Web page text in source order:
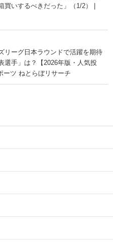
いするべきだった」（1/2） |
リーグ日本ラウンドで活躍を期待
選手」は？【2026年版・人気投
ーツ ねとらぼリサーチ